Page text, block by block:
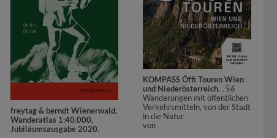
freytag & berndt Wienerwald,
Wanderatlas 1:40.000,
Jubiläumsausgabe 2020.
KOMPASS Öffi Touren Wien
und Niederösterreich. . 56
Wanderungen mit öffentlichen
Verkehrsmitteln, von der Stadt
in die Natur
von